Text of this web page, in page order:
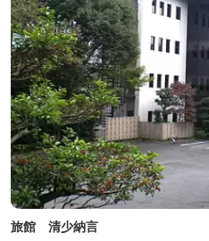
旅館 清少納言